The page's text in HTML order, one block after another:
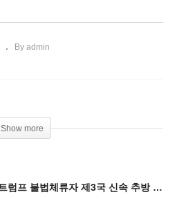
By admin
Show more
연방대법원 트럼프 불법체류자 제3국 신속 추방 허용 ‘추방 작전 가속’